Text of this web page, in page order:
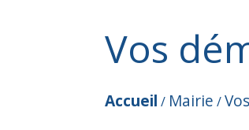
Vos
Accueil / Mairie /